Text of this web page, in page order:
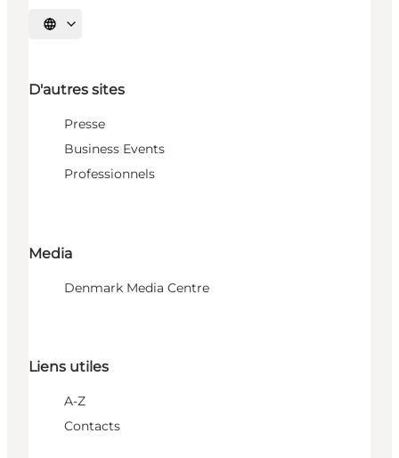
Choisissez la langue
D'autres sites
Presse
Business Events
Professionnels
Media
Denmark Media Centre
Liens utiles
A-Z
Contacts